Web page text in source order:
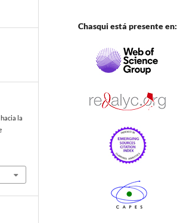
la
Chasqui está presente en: